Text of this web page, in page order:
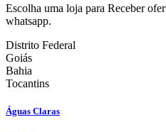
Escolha uma loja para Receber
whatsapp.
Distrito Federal
Goiás
Bahia
Tocantins
Águas Claras